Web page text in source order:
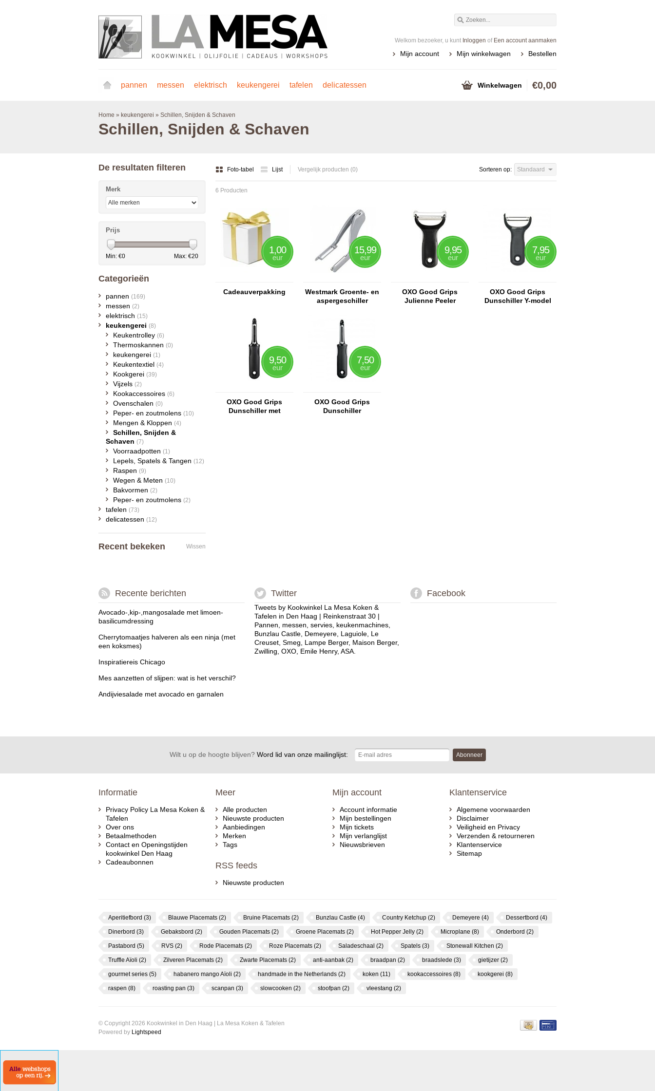
Welkom bezoeker, u kunt Inloggen of Een account aanmaken
Mijn account Mijn winkelwagen Bestellen
pannen messen elektrisch keukengerei tafelen delicatessen Winkelwagen €0,00
Home » keukengerei » Schillen, Snijden & Schaven
Schillen, Snijden & Schaven
Foto-tabel Lijst Vergelijk producten (0) Sorteren op: Standaard
6 Producten
1,00
eur
Cadeauverpakking
15,99
eur
Westmark Groente- en
aspergeschiller
9,95
eur
OXO Good Grips
Julienne Peeler
7,95
eur
OXO Good Grips
Dunschiller Y-model
9,50
eur
OXO Good Grips
Dunschiller met
7,50
eur
OXO Good Grips
Dunschiller
De resultaten filteren
Merk
Prijs
Min: €0 Max: €20
Categorieën
pannen (169)
messen (2)
elektrisch (15)
keukengerei (8)
Keukentrolley (6)
Thermoskannen (0)
keukengerei (1)
Keukentextiel (4)
Kookgerei (39)
Vijzels (2)
Kookaccessoires (6)
Ovenschalen (0)
Peper- en zoutmolens (10)
Mengen & Kloppen (4)
Schillen, Snijden &
Schaven (7)
Voorraadpotten (1)
Lepels, Spatels & Tangen (12)
Raspen (9)
Wegen & Meten (10)
Bakvormen (2)
Peper- en zoutmolens (2)
tafelen (73)
delicatessen (12)
Recent bekeken Wissen
Recente berichten
Avocado-,kip-,mangosalade met limoen-
basilicumdressing
Cherrytomaatjes halveren als een ninja (met
een koksmes)
Inspiratiereis Chicago
Mes aanzetten of slijpen: wat is het verschil?
Andijviesalade met avocado en garnalen
Twitter
Tweets by Kookwinkel La Mesa Koken &
Tafelen in Den Haag | Reinkenstraat 30 |
Pannen, messen, servies, keukenmachines,
Bunzlau Castle, Demeyere, Laguiole, Le
Creuset, Smeg, Lampe Berger, Maison Berger,
Zwilling, OXO, Emile Henry, ASA.
Facebook
Wilt u op de hoogte blijven?Word lid van onze mailinglijst: Abonneer
Informatie
Privacy Policy La Mesa Koken &
Tafelen
Over ons
Betaalmethoden
Contact en Openingstijden
kookwinkel Den Haag
Cadeaubonnen
Meer
Alle producten
Nieuwste producten
Aanbiedingen
Merken
Tags
RSS feeds
Nieuwste producten
Mijn account
Account informatie
Mijn bestellingen
Mijn tickets
Mijn verlanglijst
Nieuwsbrieven
Klantenservice
Algemene voorwaarden
Disclaimer
Veiligheid en Privacy
Verzenden & retourneren
Klantenservice
Sitemap
Aperitiefbord (3) Blauwe Placemats (2) Bruine Placemats (2) Bunzlau Castle (4) Country Ketchup (2) Demeyere (4) Dessertbord (4)
Dinerbord (3) Gebaksbord (2) Gouden Placemats (2) Groene Placemats (2) Hot Pepper Jelly (2) Microplane (8) Onderbord (2)
Pastabord (5) RVS (2) Rode Placemats (2) Roze Placemats (2) Saladeschaal (2) Spatels (3) Stonewall Kitchen (2)
Truffle Aïoli (2) Zilveren Placemats (2) Zwarte Placemats (2) anti-aanbak (2) braadpan (2) braadslede (3) gietijzer (2)
gourmet series (5) habanero mango Aïoli (2) handmade in the Netherlands (2) koken (11) kookaccessoires (8) kookgerei (8)
raspen (8) roasting pan (3) scanpan (3) slowcooken (2) stoofpan (2) vleestang (2)
© Copyright 2026 Kookwinkel in Den Haag | La Mesa Koken & Tafelen
Powered by Lightspeed